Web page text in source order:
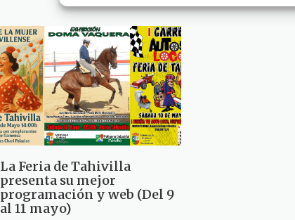
La Feria de Tahivilla
presenta su mejor
programación y web (Del 9
al 11 mayo)